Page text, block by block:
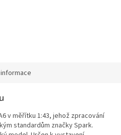
v měřítku 1:43, jehož zpracování
standardům značky Spark.